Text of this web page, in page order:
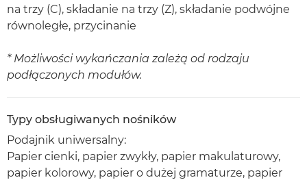
na trzy (C), składanie na trzy (Z), składanie podwójne
równoległe, przycinanie
* Możliwości wykańczania zależą od rodzaju
podłączonych modułów.
Typy obsługiwanych nośników
Podajnik uniwersalny:
Papier cienki, papier zwykły, papier makulaturowy,
papier kolorowy, papier o dużej gramaturze, papier